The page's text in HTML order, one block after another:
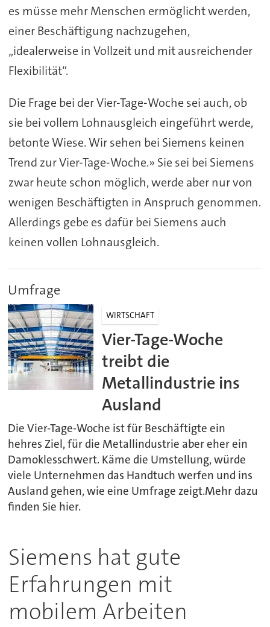
es müsse mehr Menschen ermöglicht werden,
einer Beschäftigung nachzugehen,
„idealerweise in Vollzeit und mit ausreichender
Flexibilität“.
Die Frage bei der Vier-Tage-Woche sei auch, ob
sie bei vollem Lohnausgleich eingeführt werde,
betonte Wiese. Wir sehen bei Siemens keinen
Trend zur Vier-Tage-Woche.» Sie sei bei Siemens
zwar heute schon möglich, werde aber nur von
wenigen Beschäftigten in Anspruch genommen.
Allerdings gebe es dafür bei Siemens auch
keinen vollen Lohnausgleich.
Umfrage
WIRTSCHAFT
Vier-Tage-Woche
treibt die
Metallindustrie ins
Ausland
Die Vier-Tage-Woche ist für Beschäftigte ein
hehres Ziel, für die Metallindustrie aber eher ein
Damoklesschwert. Käme die Umstellung, würde
viele Unternehmen das Handtuch werfen und ins
Ausland gehen, wie eine Umfrage zeigt.Mehr dazu
finden Sie hier.
Siemens hat gute
Erfahrungen mit
mobilem Arbeiten